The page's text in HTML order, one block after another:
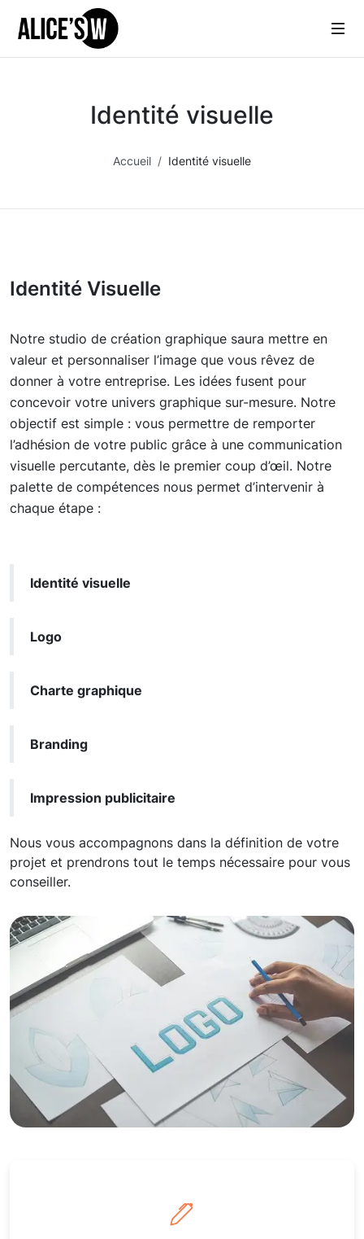
Identité visuelle
Accueil Identité visuelle
Identité Visuelle
Notre studio de création graphique saura mettre en
valeur et personnaliser l’image que vous rêvez de
donner à votre entreprise. Les idées fusent pour
concevoir votre univers graphique sur-mesure. Notre
objectif est simple : vous permettre de remporter
l’adhésion de votre public grâce à une communication
visuelle percutante, dès le premier coup d’œil. Notre
palette de compétences nous permet d’intervenir à
chaque étape :
Identité visuelle
Logo
Charte graphique
Branding
Impression publicitaire
Nous vous accompagnons dans la définition de votre
projet et prendrons tout le temps nécessaire pour vous
conseiller.